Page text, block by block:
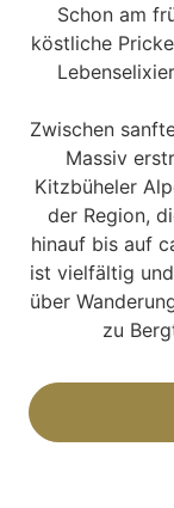
Schon am
köstliche
Zwischen
Massiv
Kitzbüheler
der Region,
hinauf bis auf
ist vielfältig
über
zu